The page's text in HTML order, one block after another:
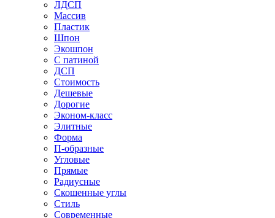
ЛДСП
Массив
Пластик
Шпон
Экошпон
С патиной
ДСП
Стоимость
Дешевые
Дорогие
Эконом-класс
Элитные
Форма
П-образные
Угловые
Прямые
Радиусные
Скошенные углы
Стиль
Современные